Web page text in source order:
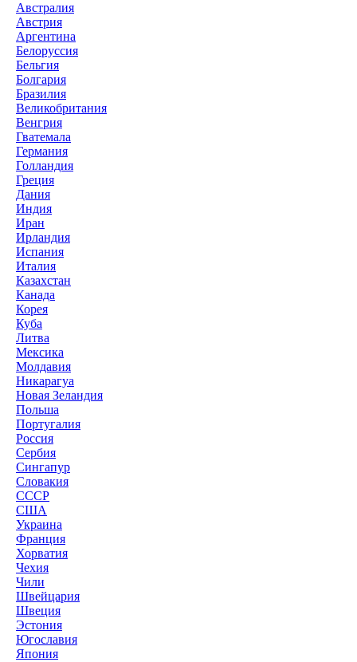
Австралия
Австрия
Аргентина
Белоруссия
Бельгия
Болгария
Бразилия
Великобритания
Венгрия
Гватемала
Германия
Голландия
Греция
Дания
Индия
Иран
Ирландия
Испания
Италия
Казахстан
Канада
Корея
Куба
Литва
Мексика
Молдавия
Никарагуа
Новая Зеландия
Польша
Португалия
Россия
Сербия
Сингапур
Словакия
СССР
США
Украина
Франция
Хорватия
Чехия
Чили
Швейцария
Швеция
Эстония
Югославия
Япония